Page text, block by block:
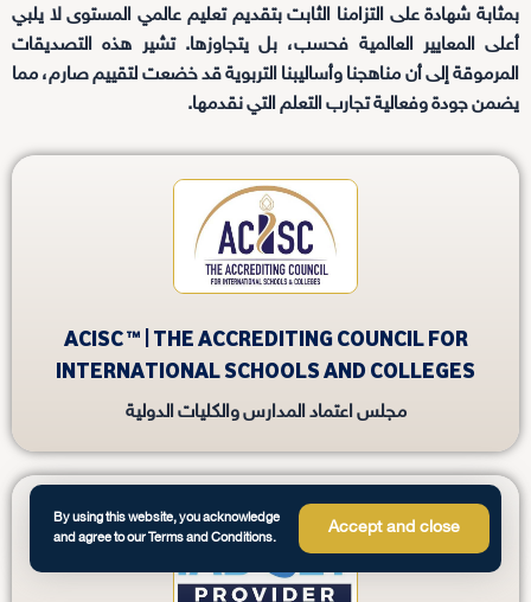
بمثابة شهادة على التزامنا الثابت بتقديم تعليم عالمي المستوى لا يلبي
أعلى المعايير العالمية فحسب، بل يتجاوزها. تشير هذه التصديقات
المرموقة إلى أن مناهجنا وأساليبنا التربوية قد خضعت لتقييم صارم، مما
يضمن جودة وفعالية تجارب التعلم التي نقدمها.
ACISC ™ | THE ACCREDITING COUNCIL FOR
INTERNATIONAL SCHOOLS AND COLLEGES
مجلس اعتماد المدارس والكليات الدولية
By using this website, you acknowledge
and agree to our Terms and Conditions.
Accept and close